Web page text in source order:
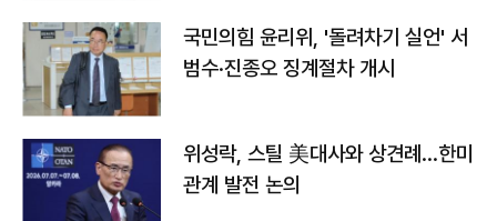
국민의힘 윤리위, '돌려차기 실언' 서
범수·진종오 징계절차 개시
위성락, 스틸 美대사와 상견례…한미
관계 발전 논의